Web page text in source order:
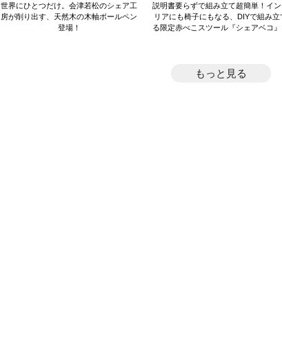
世界にひとつだけ。会津若松のシェア工
房が削り出す、天然木の木軸ボールペン
登場！
説明書要らずで組み立て超簡単！イン
リアにも椅子にもなる、DIYで組み立
る限定赤べこスツール『シェアベコ』
もっと見る